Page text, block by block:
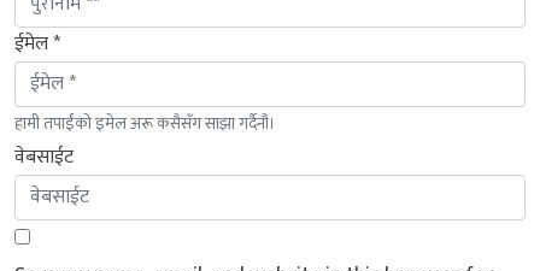
ईमेल *
हामी तपाईंको इमेल अरू कसैसँग साझा गर्दैनौं।
वेबसाईट